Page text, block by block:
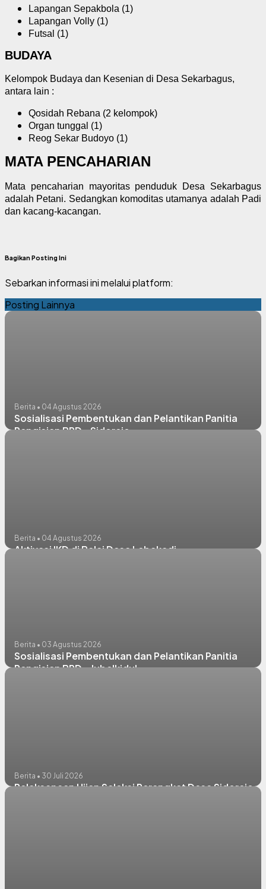
Lapangan Sepakbola (1)
Lapangan Volly (1)
Futsal (1)
BUDAYA
Kelompok Budaya dan Kesenian di Desa Sekarbagus,
antara lain :
Qosidah Rebana (2 kelompok)
Organ tunggal (1)
Reog Sekar Budoyo (1)
MATA PENCAHARIAN
Mata pencaharian mayoritas penduduk Desa Sekarbagus
adalah Petani. Sedangkan komoditas utamanya adalah Padi
dan kacang-kacangan.
Bagikan Posting Ini
Sebarkan informasi ini melalui platform:
Posting Lainnya
Berita • 04 Agustus 2026
Sosialisasi Pembentukan dan Pelantikan Panitia
Pengisian BPD - Sidorejo
Berita • 04 Agustus 2026
Aktivasi IKD di Balai Desa Lebakadi
Berita • 03 Agustus 2026
Sosialisasi Pembentukan dan Pelantikan Panitia
Pengisian BPD - Jubelkidul
Berita • 30 Juli 2026
Pelaksanaan Ujian Seleksi Perangkat Desa Sidorejo